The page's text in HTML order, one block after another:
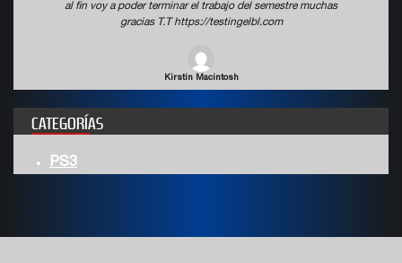
al fin voy a poder terminar el trabajo del semestre muchas
gracias T.T https://testingelbl.com
Kirstin Macintosh
CATEGORÍAS
PS3